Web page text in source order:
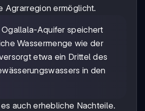
Agrarregion ermöglicht.
Ogallala-Aquifer speichert
Wassermenge wie der
etwa ein Drittel des
in den
auch erhebliche Nachteile.